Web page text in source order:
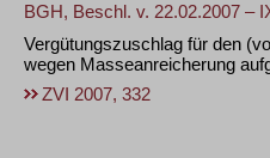
BGH, Beschl. v. 22.02.2007 –
Vergütungszuschlag für den
wegen Masseanreicherung
ZVI 2007, 332